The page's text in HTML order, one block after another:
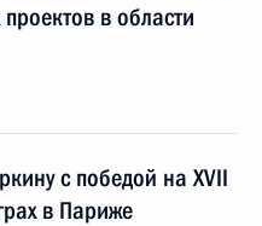
в области
с победой на XVII
в Париже